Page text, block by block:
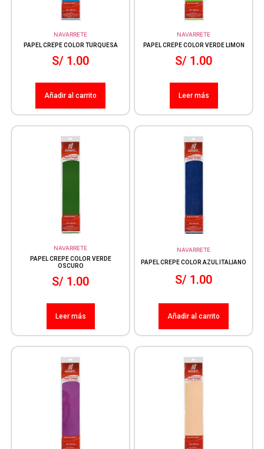
NAVARRETE
PAPEL CREPE COLOR TURQUESA
S/ 1.00
Añadir al carrito
NAVARRETE
PAPEL CREPE COLOR VERDE LIMON
S/ 1.00
Leer más
NAVARRETE
PAPEL CREPE COLOR VERDE
OSCURO
S/ 1.00
Leer más
NAVARRETE
PAPEL CREPE COLOR AZUL ITALIANO
S/ 1.00
Añadir al carrito